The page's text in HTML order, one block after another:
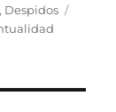
, Despidos